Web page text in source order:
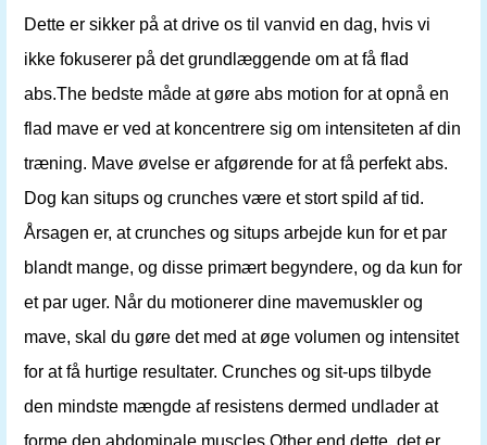
Dette er sikker på at drive os til vanvid en dag, hvis vi
ikke fokuserer på det grundlæggende om at få flad
abs.The bedste måde at gøre abs motion for at opnå en
flad mave er ved at koncentrere sig om intensiteten af ​​din
træning. Mave øvelse er afgørende for at få perfekt abs.
Dog kan situps og crunches være et stort spild af tid.
Årsagen er, at crunches og situps arbejde kun for et par
blandt mange, og disse primært begyndere, og da kun for
et par uger. Når du motionerer dine mavemuskler og
mave, skal du gøre det med at øge volumen og intensitet
for at få hurtige resultater. Crunches og sit-ups tilbyde
den mindste mængde af resistens dermed undlader at
forme den abdominale muscles.Other end dette, det er